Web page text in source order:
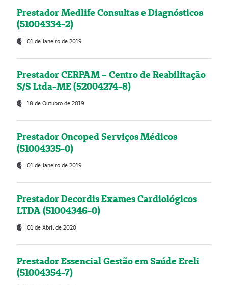
Prestador Medlife Consultas e Diagnósticos
(51004334-2)
01 de Janeiro de 2019
Prestador CERPAM – Centro de Reabilitação
S/S Ltda-ME (52004274-8)
18 de Outubro de 2019
Prestador Oncoped Serviços Médicos
(51004335-0)
01 de Janeiro de 2019
Prestador Decordis Exames Cardiológicos
LTDA (51004346-0)
01 de Abril de 2020
Prestador Essencial Gestão em Saúde Ereli
(51004354-7)